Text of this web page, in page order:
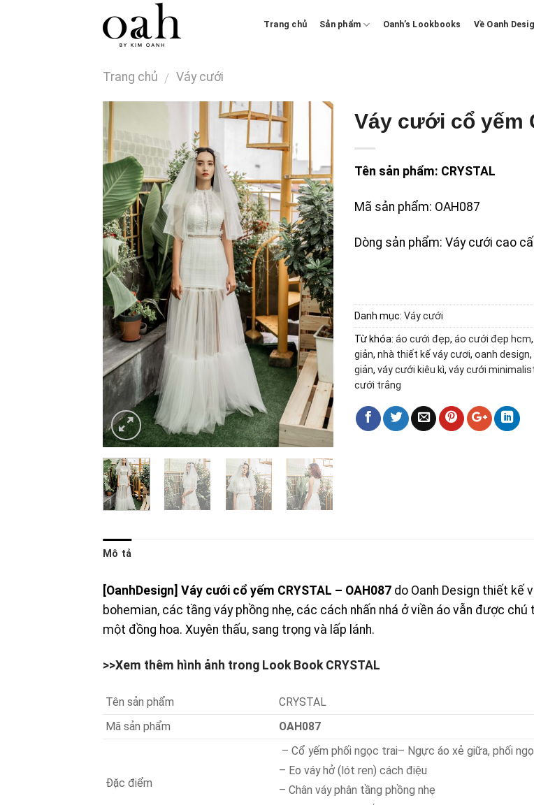
Trang chủ Sản phẩm Oanh’s Lookbooks Về Oanh
Trang chủ / Váy cưới
Váy cưới cổ yếm
Tên sản phẩm: CRYSTAL
Mã sản phẩm: OAH087
Dòng sản phẩm: Váy cưới cao
Danh mục: Váy cưới
Từ khóa: áo cưới đẹp, áo cưới đẹp hcm,
giản, nhà thiết kế váy cươi, oanh design,
giản, váy cưới kiêu kì, váy cưới
cưới trắng
Mô tả
[OanhDesign] Váy cưới cổ yếm CRYSTAL – OAH087 do Oanh Design thiết kế
bohemian, các tầng váy phồng nhẹ, các cách nhấn nhá ở viền áo vẫn được
một đồng hoa. Xuyên thấu, sang trọng và lấp lánh.
>>Xem thêm hình ảnh trong Look Book CRYSTAL
Tên sản phẩm
CRYSTAL
Mã sản phẩm
OAH087
Đặc điểm
– Cổ yếm phối ngọc trai– Ngực áo xẻ giữa, phối
– Eo váy hở (lót ren) cách điệu
– Chân váy phân tầng phồng nhẹ